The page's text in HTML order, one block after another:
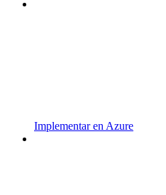
Implementar en Azure